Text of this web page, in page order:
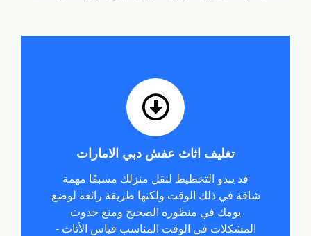
تغليف اثاث عفش دبي الامارات
قد يبدو التخطيط لنقل منزلك مسبقًا مهمة
شاقة في ذلك الوقت ولكنها طريقة رائعة لوضع
يومك في منظوره الصحيح ومنع حدوث
المشكلات في الوقت المناسب قياس الأثاث -